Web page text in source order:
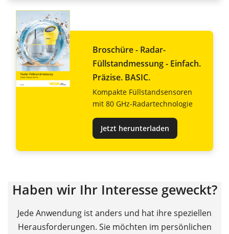
Broschüre - Radar-
Füllstandmessung - Einfach.
Präzise. BASIC.
Kompakte Füllstandsensoren
mit 80 GHz-Radartechnologie
Jetzt herunterladen
Haben wir Ihr Interesse geweckt?
Jede Anwendung ist anders und hat ihre speziellen
Herausforderungen. Sie möchten im persönlichen